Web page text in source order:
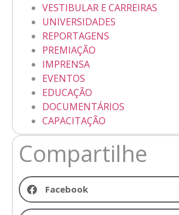
VESTIBULAR E CARREIRAS
UNIVERSIDADES
REPORTAGENS
PREMIAÇÃO
IMPRENSA
EVENTOS
EDUCAÇÃO
DOCUMENTÁRIOS
CAPACITAÇÃO
Compartilhe
Facebook